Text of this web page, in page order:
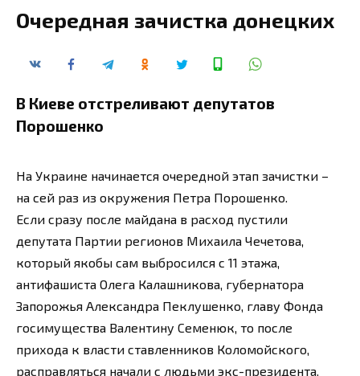
Очередная зачистка донецких
В Киеве отстреливают депутатов
Порошенко
На Украине начинается очередной этап зачистки –
на сей раз из окружения Петра Порошенко.
Если сразу после майдана в расход пустили
депутата Партии регионов Михаила Чечетова,
который якобы сам выбросился с 11 этажа,
антифашиста Олега Калашникова, губернатора
Запорожья Александра Пеклушенко, главу Фонда
госимущества Валентину Семенюк, то после
прихода к власти ставленников Коломойского,
расправляться начали с людьми экс-президента.